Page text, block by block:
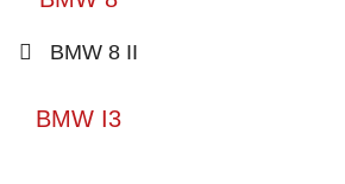
BMW 8 II
BMW I3